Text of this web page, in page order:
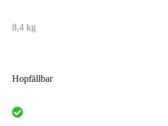
8,4 kg
Hopfällbar